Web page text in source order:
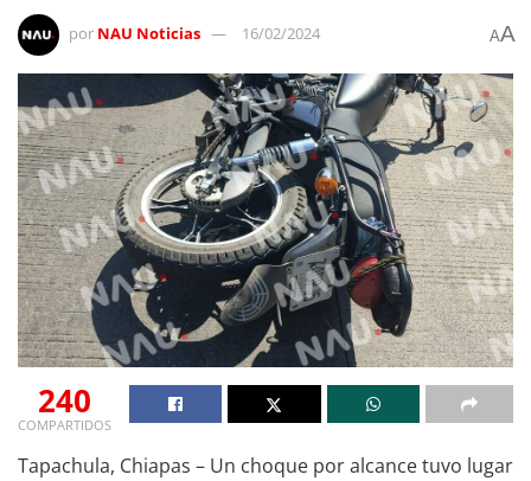
por NAU Noticias 16/02/2024 AA
240
COMPARTIDOS
Tapachula, Chiapas – Un choque por alcance tuvo lugar